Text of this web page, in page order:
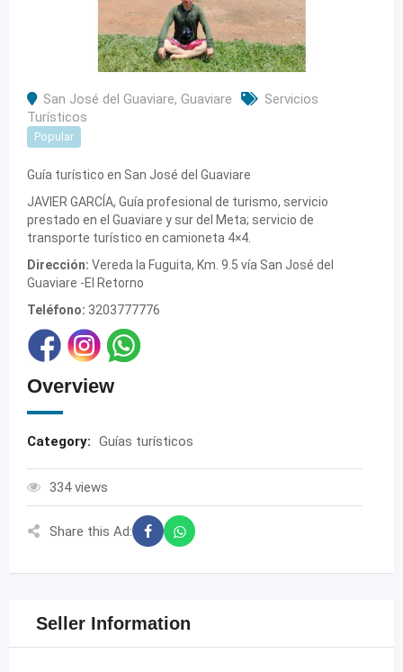
San José del Guaviare, Guaviare
Servicios
Turísticos
Popular
Guía turístico en San José del Guaviare
JAVIER GARCÍA, Guía profesional de turismo, servicio
prestado en el Guaviare y sur del Meta; servicio de
transporte turístico en camioneta 4×4.
Dirección: Vereda la Fuguita, Km. 9.5 vía San José del
Guaviare -El Retorno
Teléfono: 3203777776
Overview
Category: Guías turísticos
334 views
Share this Ad:
Seller Information